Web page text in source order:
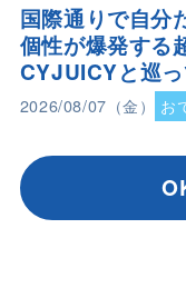
国際通りで自分
個性が爆発する
CYJUICYと巡
2026/08/07（金） お